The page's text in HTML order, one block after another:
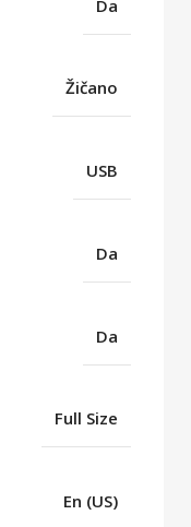
Da
Žičano
USB
Da
Da
Full Size
En (US)